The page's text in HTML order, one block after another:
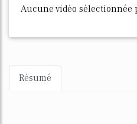
Aucune vidéo sélectionnée
Résumé